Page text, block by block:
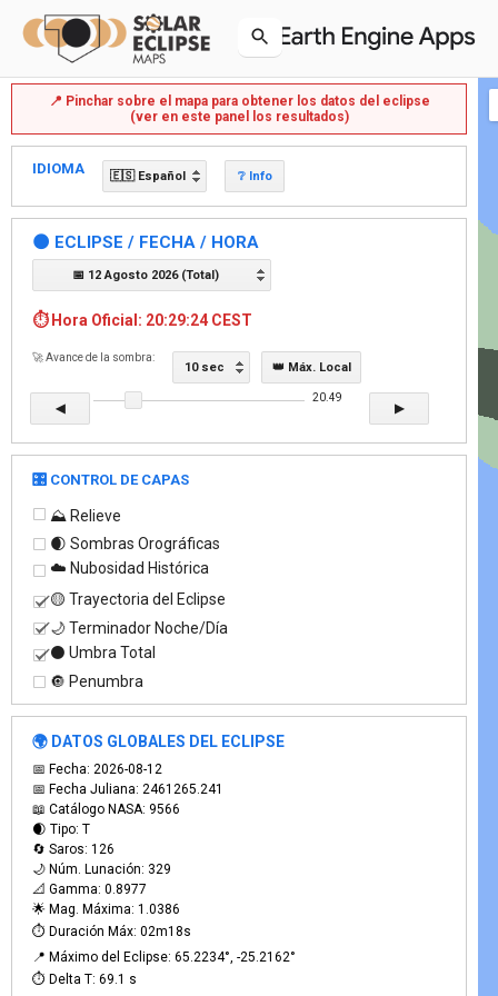
📍 Pinchar sobre el mapa para obtener los datos del eclipse
(ver en este panel los resultados)
IDIOMA 🇪🇸 Español ❔ Info
🌑 ECLIPSE / FECHA / HORA
📅 12 Agosto 2026 (Total)
⏱️ Hora Oficial: 20:29:24 CEST
🚀 Avance de la sombra:
10 sec 👑 Máx. Local
◀
20.49
▶
🎛️ CONTROL DE CAPAS
⛰️ Relieve
🌒 Sombras Orográficas
☁️ Nubosidad Histórica
🟡 Trayectoria del Eclipse
🌙 Terminador Noche/Día
⚫ Umbra Total
🔘 Penumbra
🌍 DATOS GLOBALES DEL ECLIPSE
📅 Fecha: 2026-08-12
📅 Fecha Juliana: 2461265.241
📖 Catálogo NASA: 9566
🌒 Tipo: T
🔄 Saros: 126
🌙 Núm. Lunación: 329
📐 Gamma: 0.8977
🌟 Mag. Máxima: 1.0386
⏱️ Duración Máx: 02m18s
📍 Máximo del Eclipse: 65.2234°, -25.2162°
⏱️ Delta T: 69.1 s